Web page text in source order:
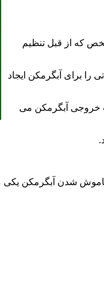
که از قبل تنظیم
را برای آبگرمکن ایجاد
خروجی آبگرمکن می
شدن آبگرمکن یکی